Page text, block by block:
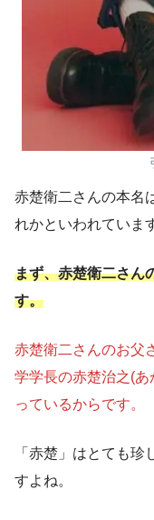
赤楚衛二さんの本名
れかといわれていま
まず、赤楚衛二さん
す。
赤楚衛二さんのお父
学学長の赤楚治之(
っているからです。
「赤楚」はとても
すよね。